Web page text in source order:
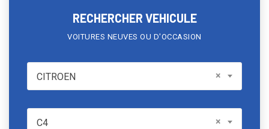
RECHERCHER VEHICULE
VOITURES NEUVES OU D'OCCASION
CITROEN ×
CITROEN
Model ×
C4